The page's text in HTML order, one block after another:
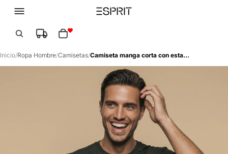
Inicio/Ropa Hombre/Camisetas/ Camiseta manga corta con estampado universitario para hombre - Verde